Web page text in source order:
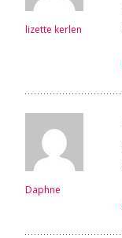
lizette kerlen
Daphne